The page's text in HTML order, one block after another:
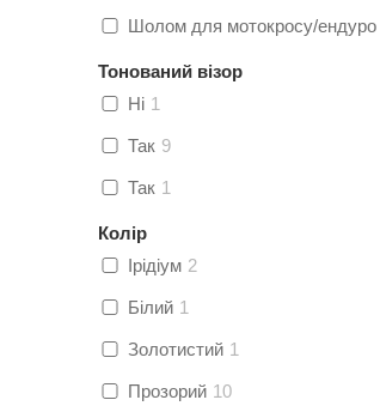
Шолом для мотокросу/ендуро
Тонований візор
Ні 1
Так 9
Так 1
Колір
Ірідіум 2
Білий 1
Золотистий 1
Прозорий 10